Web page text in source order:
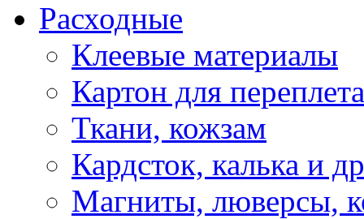
Расходные
Клеевые материалы
Картон для переплета
Ткани, кожзам
Кардсток, калька и
Магниты, люверсы,